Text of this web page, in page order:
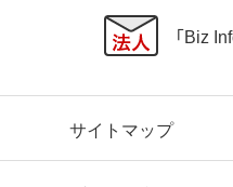
「Biz
サイトマップ